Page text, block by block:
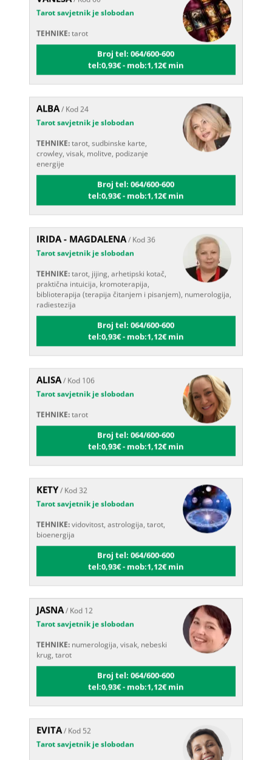
Tarot savjetnik je slobodan
Broj tel: 064/600-600
tel:0,93€ - mob:1,12€ min
ALBA/ Kod 24
Tarot savjetnik je slobodan
crowley, visak, molitve, podizanje
energije
Broj tel: 064/600-600
tel:0,93€ - mob:1,12€ min
IRIDA - MAGDALENA/ Kod 36
Tarot savjetnik je slobodan
praktična intuicija, kromoterapija,
biblioterapija (terapija čitanjem i pisanjem), numerologija,
radiestezija
Broj tel: 064/600-600
tel:0,93€ - mob:1,12€ min
ALISA/ Kod 106
Tarot savjetnik je slobodan
Broj tel: 064/600-600
tel:0,93€ - mob:1,12€ min
KETY/ Kod 32
Tarot savjetnik je slobodan
bioenergija
Broj tel: 064/600-600
tel:0,93€ - mob:1,12€ min
JASNA/ Kod 12
Tarot savjetnik je slobodan
krug, tarot
Broj tel: 064/600-600
tel:0,93€ - mob:1,12€ min
EVITA/ Kod 52
Tarot savjetnik je slobodan